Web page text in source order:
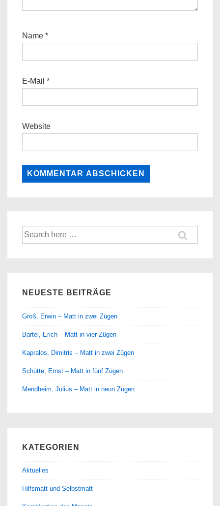
Name *
E-Mail *
Website
Suche
nach:
NEUESTE BEITRÄGE
Groß, Erwin – Matt in zwei Zügen
Bartel, Erich – Matt in vier Zügen
Kapralos, Dimitris – Matt in zwei Zügen
Schütte, Ernst – Matt in fünf Zügen
Mendheim, Julius – Matt in neun Zügen
KATEGORIEN
Aktuelles
Hilfsmatt und Selbstmatt